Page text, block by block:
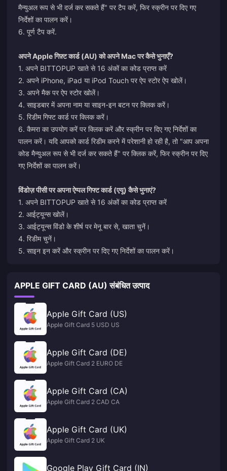
मैन्युअल रूप से भी दर्ज कर सकते हैं" पर टैप करें, फिर स्क्रीन पर दिए गए
निर्देशों का पालन करें।
6. पूर्ण टैप करें.
अपने Apple गिफ़्ट कार्ड (AU) को अपने Mac पर कैसे भुनाएँ?
1. अपने BITTOPUP खाते से 16 अंकों का कोड प्राप्त करें
2. अपने iPhone, iPad या iPod Touch पर ऐप स्टोर ऐप खोलें।
3. अपने मैक पर ऐप स्टोर खोलें।
4. साइडबार में अपना नाम या साइन-इन बटन पर क्लिक करें।
5. रिडीम गिफ्ट कार्ड पर क्लिक करें।
6. कैमरा का उपयोग करें पर क्लिक करें और स्क्रीन पर दिए गए निर्देशों का
पालन करें। यदि आपको कार्ड रिडीम करने में परेशानी हो रही है, तो "आप अपना
कोड मैन्युअल रूप से भी दर्ज कर सकते हैं" पर क्लिक करें, फिर स्क्रीन पर दिए
गए निर्देशों का पालन करें।
विंडोज़ पीसी पर अपना ऐप्पल गिफ्ट कार्ड (एयू) कैसे भुनाएं?
1. अपने BITTOPUP खाते से 16 अंकों का कोड प्राप्त करें
2. आईट्यून्स खोलें।
3. आईट्यून्स विंडो के शीर्ष पर मेनू बार से, खाता चुनें।
4. रिडीम चुनें।
5. साइन इन करें और स्क्रीन पर दिए गए निर्देशों का पालन करें।
APPLE GIFT CARD (AU) संबंधित उत्पाद
Apple Gift Card (US)
Apple Gift Card 5 USD US
Apple Gift Card (DE)
Apple Gift Card 2 EURO DE
Apple Gift Card (CA)
Apple Gift Card 2 CAD CA
Apple Gift Card (UK)
Apple Gift Card 2 UK
Google Play Gift Card (IN)